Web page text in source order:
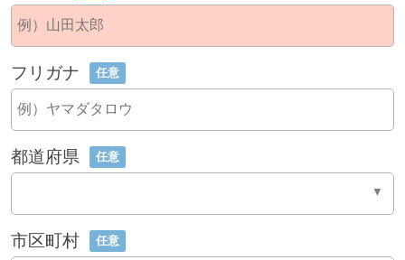
フリガナ 任意
都道府県 任意
市区町村 任意